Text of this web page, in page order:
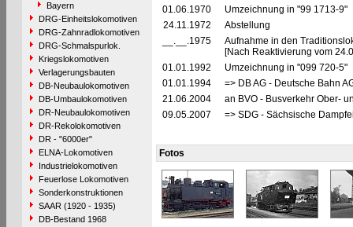
Bayern
DRG-Einheitslokomotiven
DRG-Zahnradlokomotiven
DRG-Schmalspurlok.
Kriegslokomotiven
Verlagerungsbauten
DB-Neubaulokomotiven
DB-Umbaulokomotiven
DR-Neubaulokomotiven
DR-Rekolokomotiven
DR - "6000er"
ELNA-Lokomotiven
Industrielokomotiven
Feuerlose Lokomotiven
Sonderkonstruktionen
SAAR (1920 - 1935)
DB-Bestand 1968
01.06.1970
Umzeichnung in "99 1713-9"
24.11.1972
Abstellung
__.__.1975
Aufnahme in den
[Nach Reaktivierung vom
01.01.1992
Umzeichnung in "099 720-5"
01.01.1994
=> DB AG - Deutsche Bahn
21.06.2004
an BVO - Busverkehr Ober-
09.05.2007
=> SDG - Sächsische
Fotos